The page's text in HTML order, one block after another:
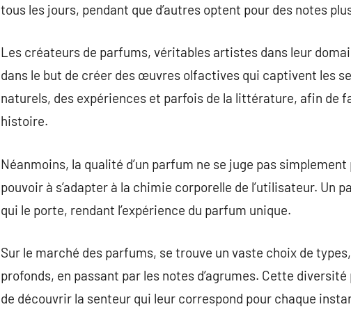
tous les jours, pendant que d’autres optent pour des notes
Les créateurs de parfums, véritables artistes dans leur
dans le but de créer des œuvres olfactives qui captivent les
naturels, des expériences et parfois de la littérature, afin de
histoire.
Néanmoins, la qualité d’un parfum ne se juge pas
pouvoir à s’adapter à la chimie corporelle de l’utilisateur. Un
qui le porte, rendant l’expérience du parfum unique.
Sur le marché des parfums, se trouve un vaste choix de
profonds, en passant par les notes d’agrumes. Cette
de découvrir la senteur qui leur correspond pour chaque